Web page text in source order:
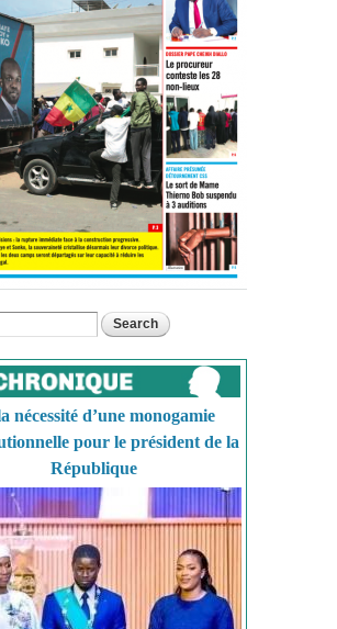
form
nécessité d’une monogamie
pour le président de la
République